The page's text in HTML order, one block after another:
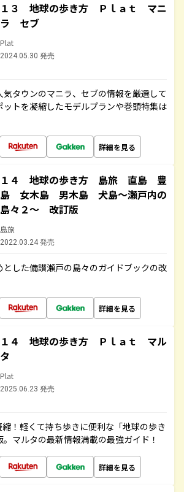
１３ 地球の歩き方 Ｐｌａｔ マニ
ラ セブ
Plat
2024.05.30 発売
気タウンのマニラ、セブの情報を厳選して
ットを凝縮したモデルプランや巻頭特集は
詳細を見る
１４ 地球の歩き方 島旅 直島 豊
島 女木島 男木島 犬島～瀬戸内の
島々２～ 改訂版
島旅
2022.03.24 発売
した備讃瀬戸の島々のガイドブックの改
詳細を見る
１４ 地球の歩き方 Ｐｌａｔ マル
タ
Plat
2025.06.23 発売
縮！軽くて持ち歩きに便利な「地球の歩き
マルタの最新情報満載の最強ガイド！
詳細を見る